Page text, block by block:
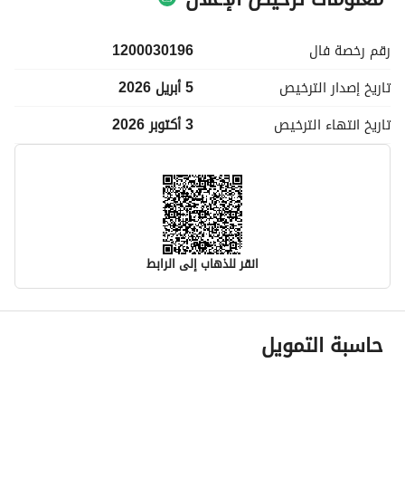
رقم رخصة فال
1200030196
تاريخ إصدار الترخيص
5 أبريل 2026
تاريخ انتهاء الترخيص 3 أكتوبر 2026
انقر للذهاب إلى الرابط
معلومات مسؤول الإعلان
اسم المسؤول
حاسبة التمويل